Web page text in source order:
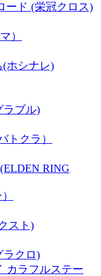
ード (栄冠クロス)
）
ホシナレ)
ラブル)
トクラ）
RING
スト)
ラクロ)
カラフルステー